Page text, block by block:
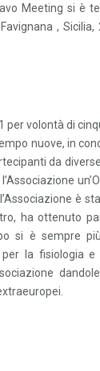
Meeting si è
,
per volontà di
nuove, in
da
è
ha ottenuto
si è sempre
la fisiologia